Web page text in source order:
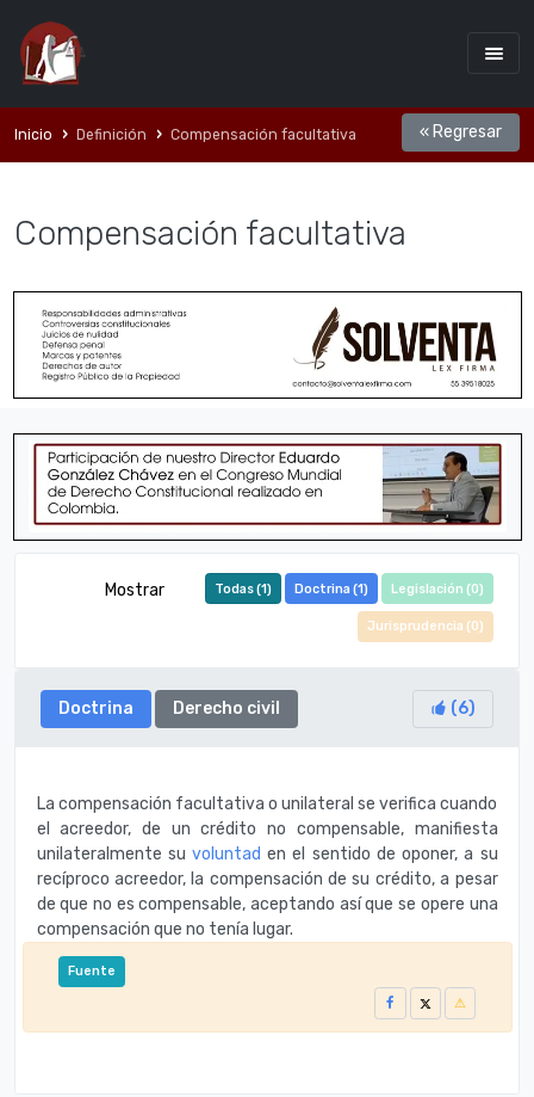
Inicio Definición Compensación facultativa « Regresar
Compensación facultativa
Mostrar Todas (1) Doctrina (1) Legislación (0)
Jurisprudencia (0)
Doctrina Derecho civil (6)
La compensación facultativa o unilateral se verifica cuando
el acreedor, de un crédito no compensable, manifiesta
unilateralmente su voluntad en el sentido de oponer, a su
recíproco acreedor, la compensación de su crédito, a pesar
de que no es compensable, aceptando así que se opere una
compensación que no tenía lugar.
Fuente